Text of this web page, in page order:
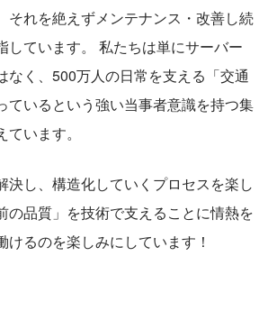
それを絶えずメンテナンス・改善し続
しています。 私たちは単にサーバー
なく、500万人の日常を支える「交通
ているという強い当事者意識を持つ集
います。
決し、構造化していくプロセスを楽し
の品質」を技術で支えることに情熱を
けるのを楽しみにしています！